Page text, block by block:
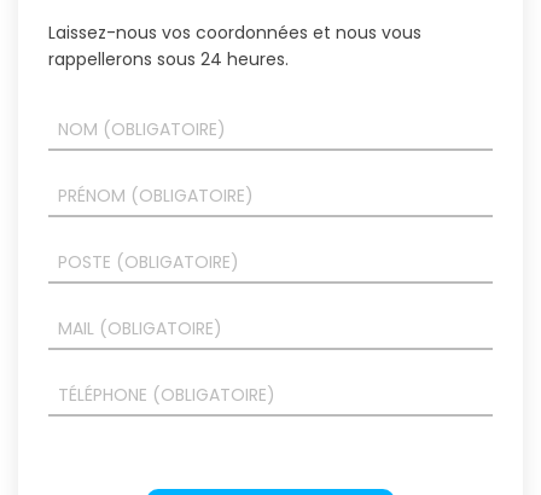
Laissez-nous vos coordonnées et nous vous
rappellerons sous 24 heures.